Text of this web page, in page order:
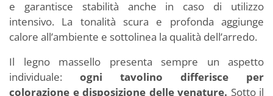
e garantisce stabilità anche in caso di utilizzo
intensivo. La tonalità scura e profonda aggiunge
calore all’ambiente e sottolinea la qualità dell’arredo.
Il legno massello presenta sempre un aspetto
individuale: ogni tavolino differisce per
colorazione e disposizione delle venature. Sotto il